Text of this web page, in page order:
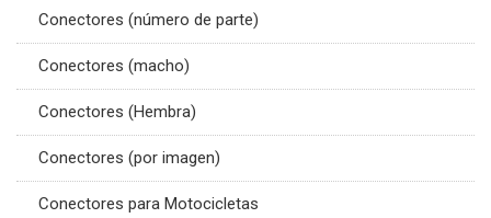
Conectores (número de parte)
Conectores (macho)
Conectores (Hembra)
Conectores (por imagen)
Conectores para Motocicletas